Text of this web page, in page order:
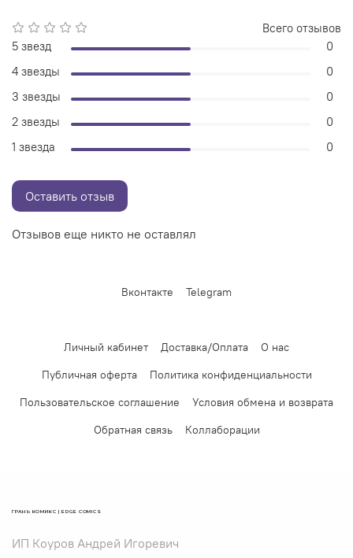
Отзывов еще никто не оставлял
Всего отзывов
5 звезд
0
4 звезды
0
3 звезды
0
2 звезды
0
1 звезда
0
Оставить отзыв
Вконтакте Telegram
Личный кабинет Доставка/Оплата
О нас
Публичная оферта
Политика конфиденциальности
Пользовательское соглашение
Условия обмена и возврата
Обратная связь
Коллаборации
ГРАНЬ КОМИКС | EDGE COMICS
ИП Коуров Андрей Игоревич